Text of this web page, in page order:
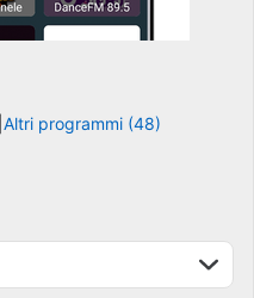
Altri programmi (48)